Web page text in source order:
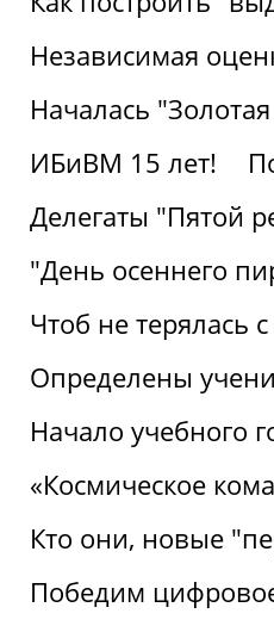
Независимая
Началась
ИБиВМ 15 лет!
Делегаты "Пятой
"День осеннего
Чтоб не терялась
Определены
Начало учебного
«Космическое
Кто они, новые
Победим